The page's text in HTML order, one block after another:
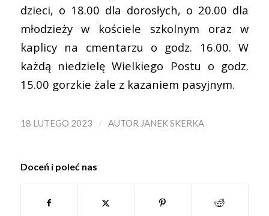
dzieci, o 18.00 dla dorosłych, o 20.00 dla
młodzieży w kościele szkolnym oraz w
kaplicy na cmentarzu o godz. 16.00. W
każdą niedzielę Wielkiego Postu o godz.
15.00 gorzkie żale z kazaniem pasyjnym.
18 LUTEGO 2023 / AUTOR JANEK SKERKA
Doceń i poleć nas